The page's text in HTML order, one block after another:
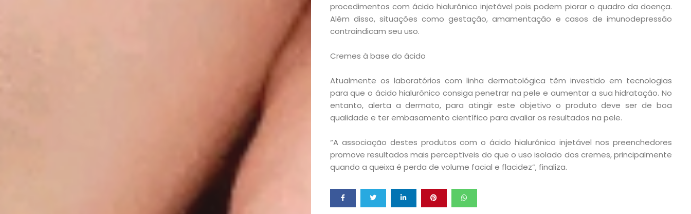
Pets
Receitas
Saúde
e
Qualidade
de
Vida
Sexualidade
procedimentos com ácido hialurônico injetável pois podem piorar o quadro da doença.
Além disso, situações como gestação, amamentação e casos de imunodepressão
contraindicam seu uso.
Cremes à base do ácido
Atualmente os laboratórios com linha dermatológica têm investido em tecnologias
para que o ácido hialurônico consiga penetrar na pele e aumentar a sua hidratação. No
entanto, alerta a dermato, para atingir este objetivo o produto deve ser de boa
qualidade e ter embasamento científico para avaliar os resultados na pele.
“A associação destes produtos com o ácido hialurônico injetável nos preenchedores
promove resultados mais perceptíveis do que o uso isolado dos cremes, principalmente
quando a queixa é perda de volume facial e flacidez”, finaliza.